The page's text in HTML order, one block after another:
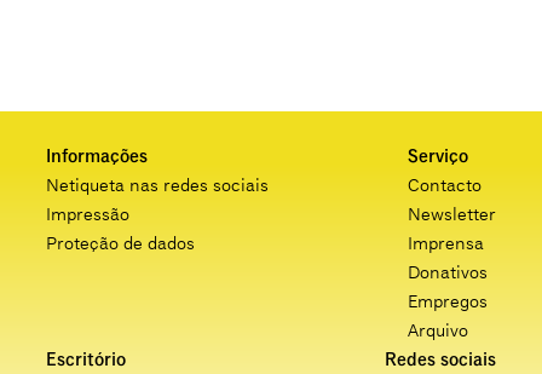
Informações
Netiqueta nas redes sociais
Impressão
Proteção de dados
Serviço
Contacto
Newsletter
Imprensa
Donativos
Empregos
Arquivo
Escritório Redes sociais